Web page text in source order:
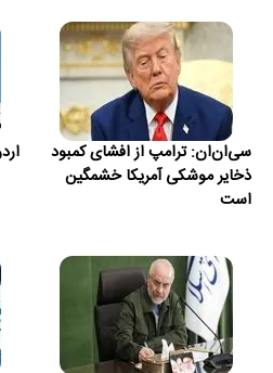
سی‌ان‌ان: ترامپ از افشای کمبود
ذخایر موشکی آمریکا خشمگین
است